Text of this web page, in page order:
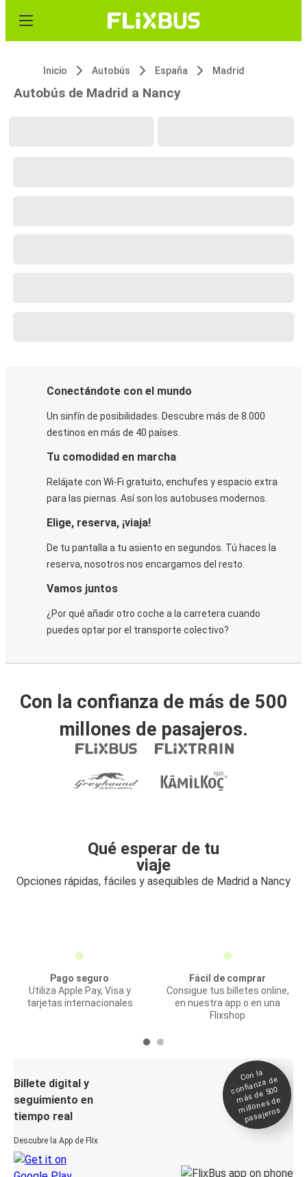
Inicio Autobús España Madrid
Autobús de Madrid a Nancy
Conectándote con el mundo
Un sinfín de posibilidades. Descubre más de 8.000
destinos en más de 40 países.
Tu comodidad en marcha
Relájate con Wi-Fi gratuito, enchufes y espacio extra
para las piernas. Así son los autobuses modernos.
Elige, reserva, ¡viaja!
De tu pantalla a tu asiento en segundos. Tú haces la
reserva, nosotros nos encargamos del resto.
Vamos juntos
¿Por qué añadir otro coche a la carretera cuando
puedes optar por el transporte colectivo?
Con la confianza de más de 500
millones de pasajeros.
Qué esperar de tu
viaje
Opciones rápidas, fáciles y asequibles de Madrid a Nancy
Pago seguro
Utiliza Apple Pay, Visa y
tarjetas internacionales
Fácil de comprar
Consigue tus billetes online,
en nuestra app o en una
Flixshop
Billete digital y
seguimiento en
tiempo real
Descubre la App de Flix
Con la
confianza de
más de 500
millones de
pasajeros